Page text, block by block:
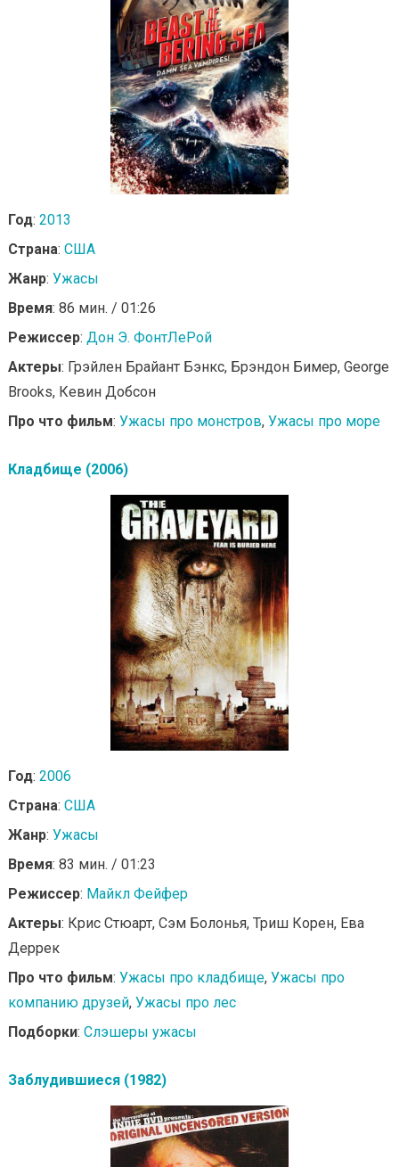
Год: 2013
Страна: США
Жанр: Ужасы
Время: 86 мин. / 01:26
Режиссер: Дон Э. ФонтЛеРой
Актеры: Грэйлен Брайант Бэнкс, Брэндон Бимер, George
Brooks, Кевин Добсон
Про что фильм: Ужасы про монстров, Ужасы про море
Кладбище (2006)
Год: 2006
Страна: США
Жанр: Ужасы
Время: 83 мин. / 01:23
Режиссер: Майкл Фейфер
Актеры: Крис Стюарт, Сэм Болонья, Триш Корен, Ева
Деррек
Про что фильм: Ужасы про кладбище, Ужасы про
компанию друзей, Ужасы про лес
Подборки: Слэшеры ужасы
Заблудившиеся (1982)